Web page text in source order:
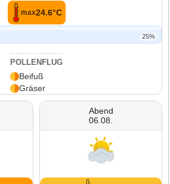
max24.6°C
25%
POLLENFLUG
Beifuß
Gräser
Abend
06.08.